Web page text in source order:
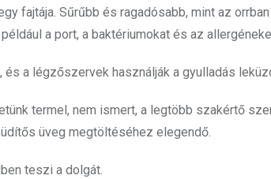
fajtája. Sűrűbb és ragadósabb, mint az
a port, a baktériumokat és az
a légzőszervek használják a gyulladás
termel, nem ismert, a legtöbb szakértő
üveg megtöltéséhez elegendő.
teszi a dolgát.